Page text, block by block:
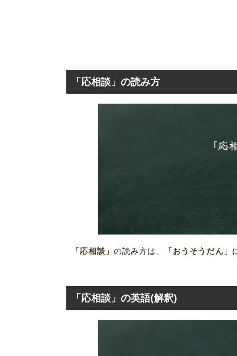
「応相談」の読み方
「応相談」 の読み方は、 「おうそうだん」
「応相談」の英語(解釈)